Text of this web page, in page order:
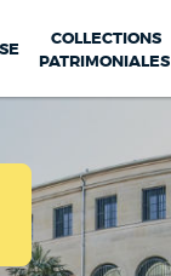
COLLECTIONS
PATRIMONIALES